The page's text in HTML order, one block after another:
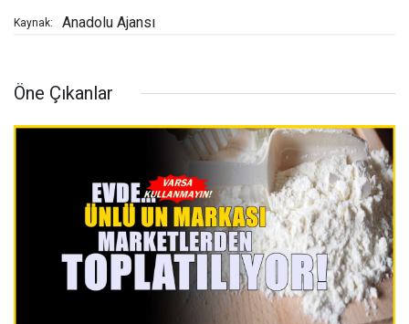
Kaynak: Anadolu Ajansı
Öne Çıkanlar